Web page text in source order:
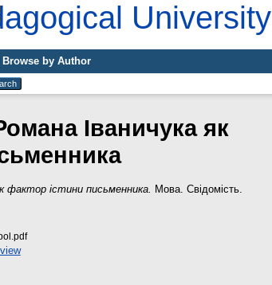
University
Browse by Author
Іваничука як
фактор істини письменника. Мова. Свідомість.